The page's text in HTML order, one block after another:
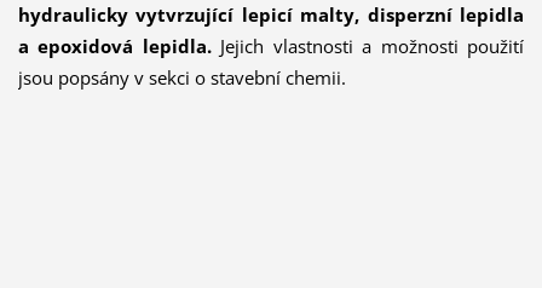
hydraulicky vytvrzující lepicí malty, disperzní lepidla
a epoxidová lepidla.Jejich vlastnosti a možnosti použití
jsou popsány v sekci o stavební chemii.